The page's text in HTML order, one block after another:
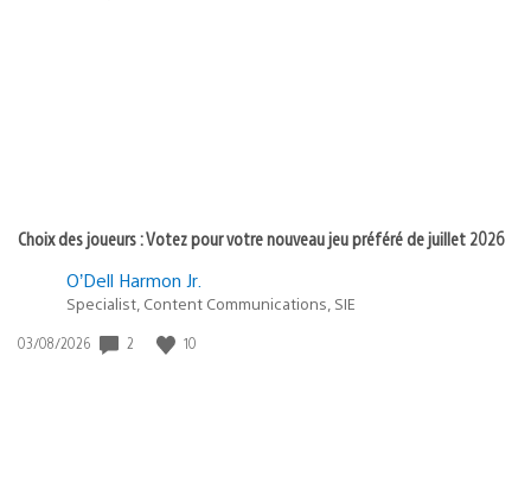
Choix des joueurs : Votez pour votre nouveau jeu préféré de juillet 2026
O’Dell Harmon Jr.
Specialist, Content Communications, SIE
Date
03/08/2026 2 10